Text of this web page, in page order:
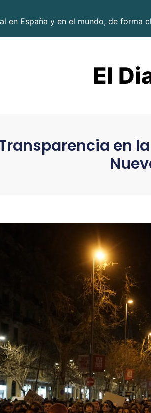
en España y en el mundo, de forma
El
en